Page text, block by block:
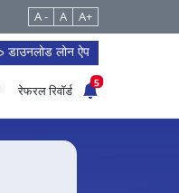
A - A A+
डाउनलोड लोन ऐप
रेफरल रिवॉर्ड
5